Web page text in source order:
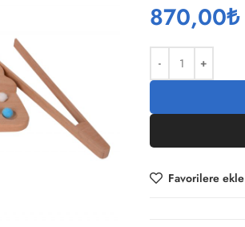
870,00₺
Favorilere ekle